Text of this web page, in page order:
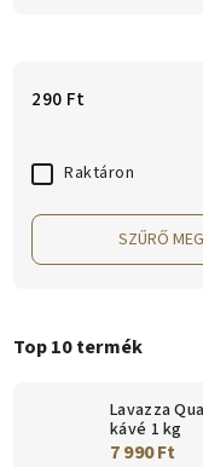
290 Ft
Raktáron
SZŰRŐ
Top 10 termék
Lavazza
kávé 1 kg
7 990 Ft